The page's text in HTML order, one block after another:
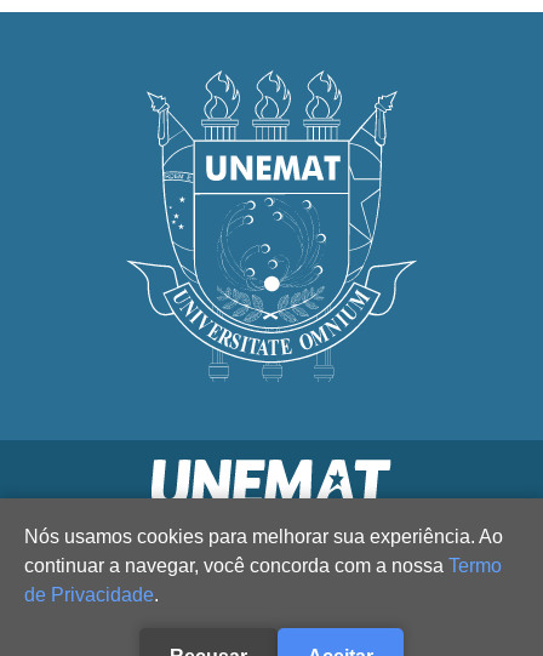
Nós usamos cookies para melhorar sua experiência. Ao
continuar a navegar, você concorda com a nossa Termo
de Privacidade.